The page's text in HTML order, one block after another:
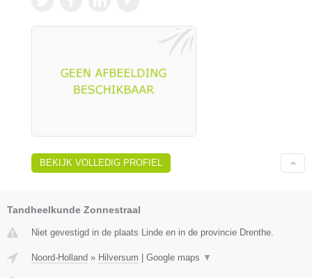
BEKIJK VOLLEDIG PROFIEL
Tandheelkunde Zonnestraal
Niet gevestigd in de plaats Linde en in de provincie Drenthe.
Noord-Holland » Hilversum Google maps ▼